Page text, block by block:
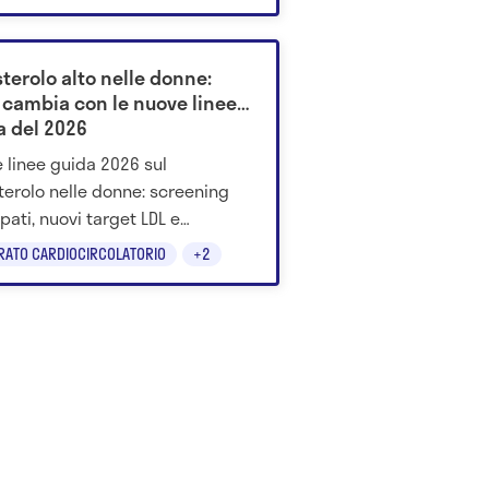
CARDIOCIRCOLATORIO +2
alto nelle donne:
con le nuove linee
del 2026
linee guida 2026 sul
nelle donne: screening
nuovi target LDL e
cardiovascolare più